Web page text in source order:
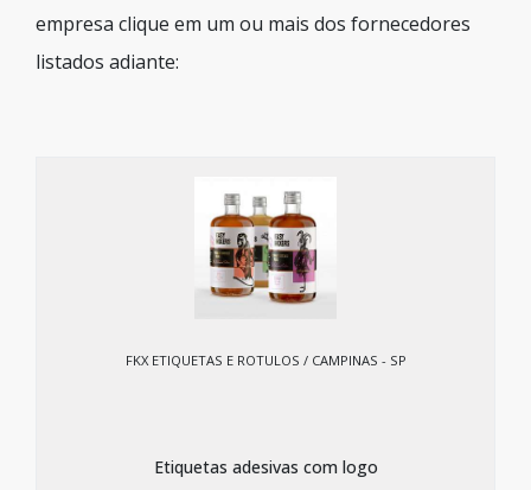
empresa clique em um ou mais dos fornecedores
listados adiante:
FKX ETIQUETAS E ROTULOS / CAMPINAS - SP
Etiquetas adesivas com logo